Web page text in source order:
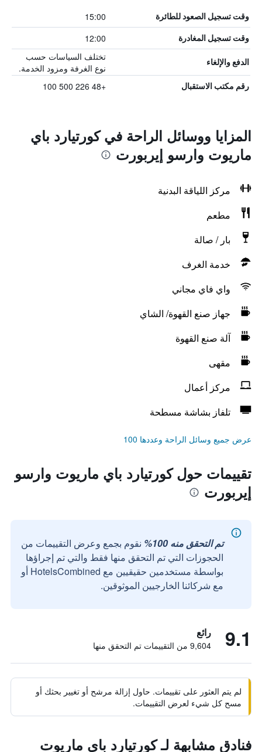
وقت تسجيل الصعود للطائرة 15:00
وقت تسجيل المغادرة 12:00
الدفع والإلغاء
تختلف السياسات حسب
نوع الغرفة ومزود الخدمة.
رقم مكتب الاستقبال +48 226 500 100
المزايا ووسائل الراحة في كورتيارد باي
ماريوت وارسو إيربورت
مركز اللياقة البدنية
مطعم
بار / صالة
خدمة الغرف
واي فاي مجاني
جهاز صنع القهوة/ الشاي
آلة صنع القهوة
مقهى
مركز أعمال
تلفاز بشاشة مسطحة
عرض جميع وسائل الراحة وعددها 100
تقييمات حول كورتيارد باي ماريوت وارسو
إيربورت
تم التحقق منه 100%
نقوم بجمع وعرض التقييمات من
الحجوزات التي تم التحقق منها فقط والتي تم إجراؤها
بواسطة مستخدمين حقيقيين مع HotelsCombined أو
مع شركائنا الخارجيين الموثوقين.
9.1 رائع
9,604 من التقييمات تم التحقق منها
لم يتم العثور على تقييمات. حاول إزالة مرشح أو تغيير بحثك أو
مسح كل شيء لعرض التقييمات.
فنادق مشابهة لـ كورتيارد باي ماريوت